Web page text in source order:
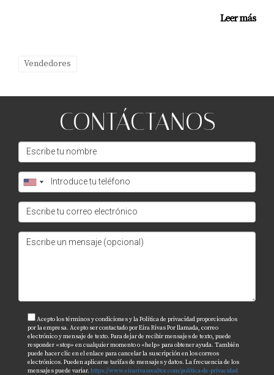
actualizar la cocina antes de ponerla en venta. Su
Vender tu casa no tiene por qué ser una experiencia
un precio justo y un ambiente atractivo, puedes atraer a
los compradores correctos sin entrar en una guerra de
ofertas. Recuerda siempre consultar con expertos como
Eira Rivas para obtener asesoramiento personalizado y
maximizar tus oportunidades de venta. ¡Tu nueva
aventura comienza ahora!
¿Cuánto tiempo debería dedicar a preparar
mi casa para la venta?
Dedica al menos unas semanas a preparar tu hogar
adecuadamente; esto incluye limpieza, reparaciones y
home staging.
Leer más
Vendedores
CONTÁCTANOS
Acepto los términos y condiciones y la Política de privacidad proporcionados
por la empresa. Acepto ser contactado por Eira Rivas Por llamada, correo
electrónico y mensaje de texto. Para dejar de recibir mensajes de texto, puede
responder «stop» en cualquier momento o «help» para obtener ayuda. También
puede hacer clic en el enlace para cancelar la suscripción en los correos
electrónicos. Pueden aplicarse tarifas de mensajes y datos. La frecuencia de los
mensajes puede variar. https://www.eirarivasrealtor.com/politica-de-privacidad